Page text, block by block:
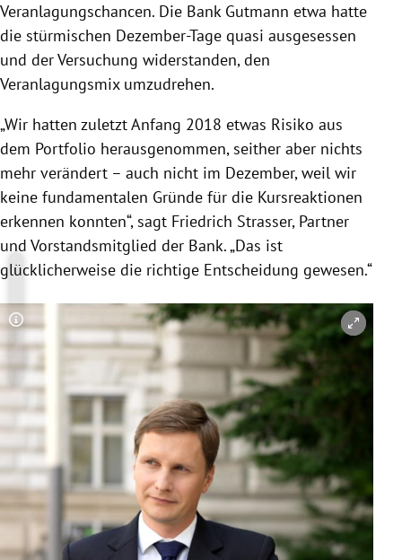
Veranlagungschancen. Die Bank Gutmann etwa hatte
die stürmischen Dezember-Tage quasi ausgesessen
und der Versuchung widerstanden, den
Veranlagungsmix umzudrehen.
„Wir hatten zuletzt Anfang 2018 etwas Risiko aus
dem Portfolio herausgenommen, seither aber nichts
mehr verändert – auch nicht im Dezember, weil wir
keine fundamentalen Gründe für die Kursreaktionen
erkennen konnten“, sagt Friedrich Strasser, Partner
und Vorstandsmitglied der Bank. „Das ist
glücklicherweise die richtige Entscheidung gewesen.“
Copyright-Hinweis öffnen/schließen